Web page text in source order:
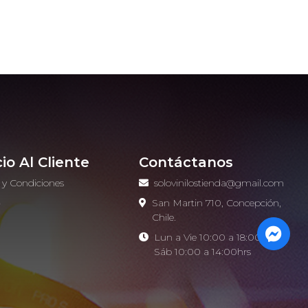
Al Cliente
Condiciones
Contáctanos
solovinilostienda@gmail.com
San Martin 710, Concepción,
Chile.
Lun a Vie 10:00 a 18:00hrs -
Sáb 10:00 a 14:00hrs